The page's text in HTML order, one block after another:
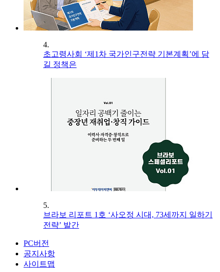
4.
초고령사회 ‘제1차 국가인구전략 기본계획’에 담
길 정책은
5.
브라보 리포트 1호 ‘사오정 시대, 73세까지 일하기
전략’ 발간
PC버전
공지사항
사이트맵